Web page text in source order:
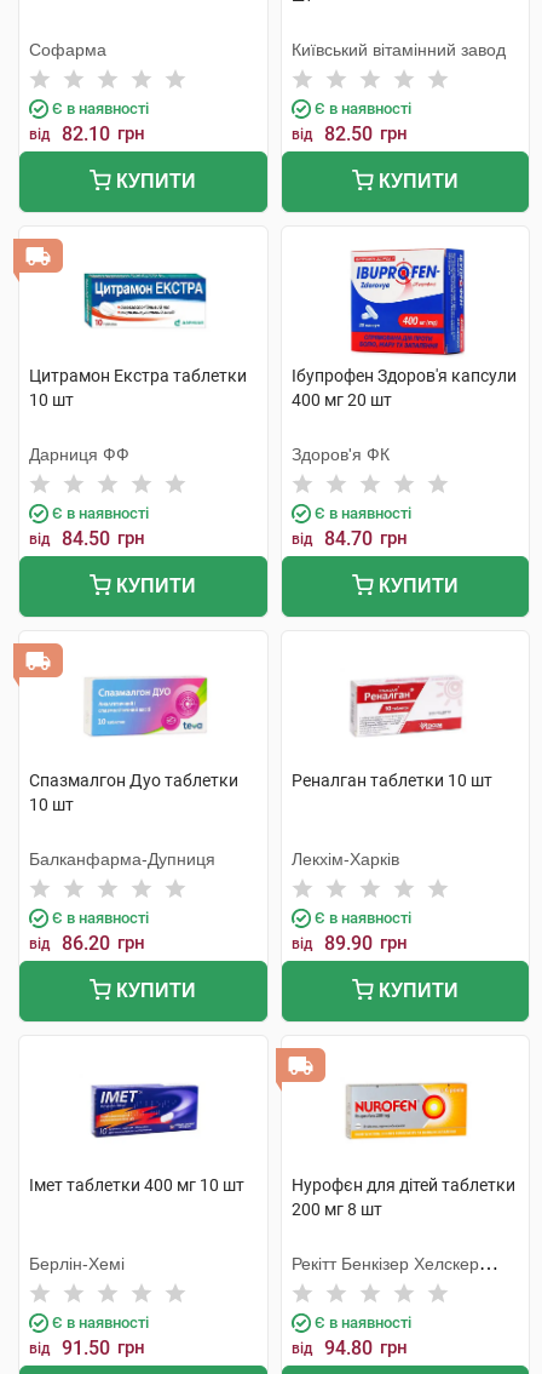
Софарма
Є в наявності
від 82.10 грн
КУПИТИ
Київський вітамінний завод
Є в наявності
від 82.50 грн
КУПИТИ
Цитрамон Екстра таблетки
10 шт
Дарниця ФФ
Є в наявності
від 84.50 грн
КУПИТИ
Ібупрофен Здоров'я капсули
400 мг 20 шт
Здоров'я ФК
Є в наявності
від 84.70 грн
КУПИТИ
Спазмалгон Дуо таблетки
10 шт
Балканфарма-Дупниця
Є в наявності
від 86.20 грн
КУПИТИ
Реналган таблетки 10 шт
Лекхім-Харків
Є в наявності
від 89.90 грн
КУПИТИ
Імет таблетки 400 мг 10 шт
Берлін-Хемі
Є в наявності
від 91.50 грн
Нурофєн для дітей таблетки
200 мг 8 шт
Рекітт Бенкізер Хелскер
Інтернешнл
Є в наявності
від 94.80 грн